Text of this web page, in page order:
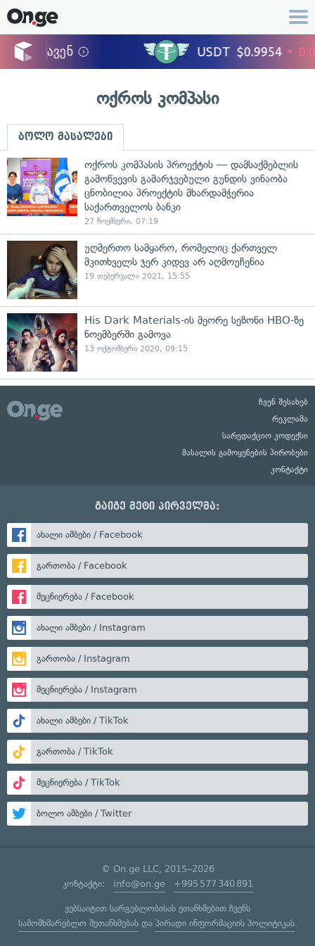
ოქროს კომპასი
ბოლო მასალები
ოქროს კომპასის პროექტის — დამსაქმებლის
გამოწვევის გამარჯვებული გუნდის ვინაობა
ცნობილია პროექტის მხარდამჭერია
საქართველოს ბანკი
27 ნოემბერი, 07:19
უღმერთო სამყარო, რომელიც ქართველ
მკითხველს ჯერ კიდევ არ აღმოუჩენია
19 თებერვალი 2021, 15:55
His Dark Materials-ის მეორე სეზონი HBO-ზე
ნოემბერში გამოვა
13 ოქტომბერი 2020, 09:15
ჩვენ შესახებ
რეკლამა
სარედაქციო კოდექსი
მასალის გამოყენების პირობები
კონტაქტი
გაიგე მეტი პირველმა:
ახალი ამბები / Facebook
გართობა / Facebook
მეცნიერება / Facebook
ახალი ამბები / Instagram
გართობა / Instagram
მეცნიერება / Instagram
ახალი ამბები / TikTok
გართობა / TikTok
მეცნიერება / TikTok
ბოლო ამბები / Twitter
© On.ge LLC, 2015–2026
კონტაქტი: info@on.ge +995 577 340 891
ვებსაიტით სარგებლობისას ეთანხმებით ჩვენს
სამომხმარებლო შეთანხმებასდა პირადი ინფორმაციის პოლიტიკას.